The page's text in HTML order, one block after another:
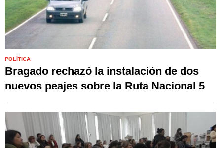
POLÍTICA
Bragado rechazó la instalación de dos
nuevos peajes sobre la Ruta Nacional 5